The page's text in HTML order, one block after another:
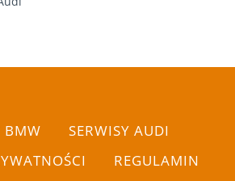
BMW
SERWISY AUDI
REGULAMIN